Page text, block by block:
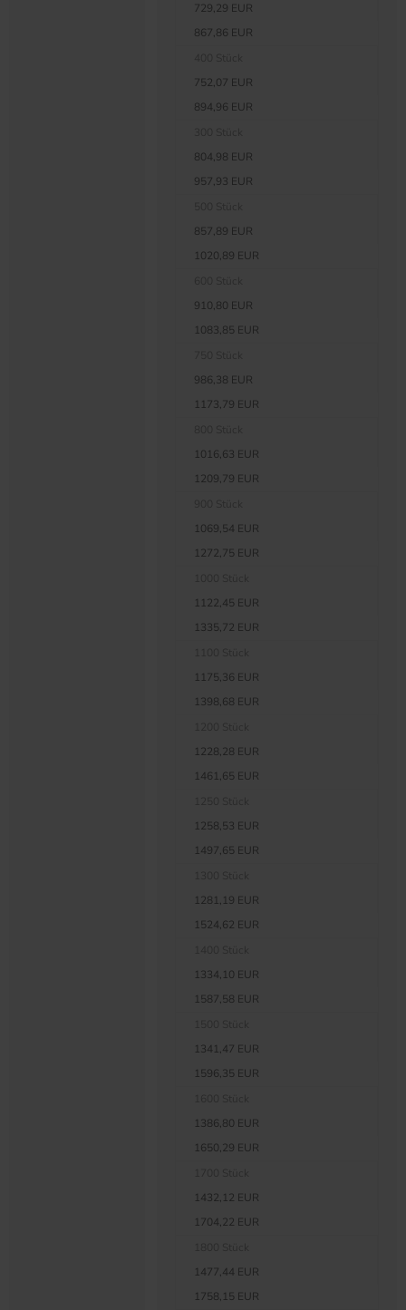
729,29 EUR
867,86 EUR
752,07 EUR
894,96 EUR
804,98 EUR
957,93 EUR
857,89 EUR
1020,89 EUR
910,80 EUR
1083,85 EUR
986,38 EUR
1173,79 EUR
1016,63 EUR
1209,79 EUR
1069,54 EUR
1272,75 EUR
1122,45 EUR
1335,72 EUR
1175,36 EUR
1398,68 EUR
1228,28 EUR
1461,65 EUR
1258,53 EUR
1497,65 EUR
1281,19 EUR
1524,62 EUR
1334,10 EUR
1587,58 EUR
1341,47 EUR
1596,35 EUR
1386,80 EUR
1650,29 EUR
1432,12 EUR
1704,22 EUR
1477,44 EUR
1758,15 EUR